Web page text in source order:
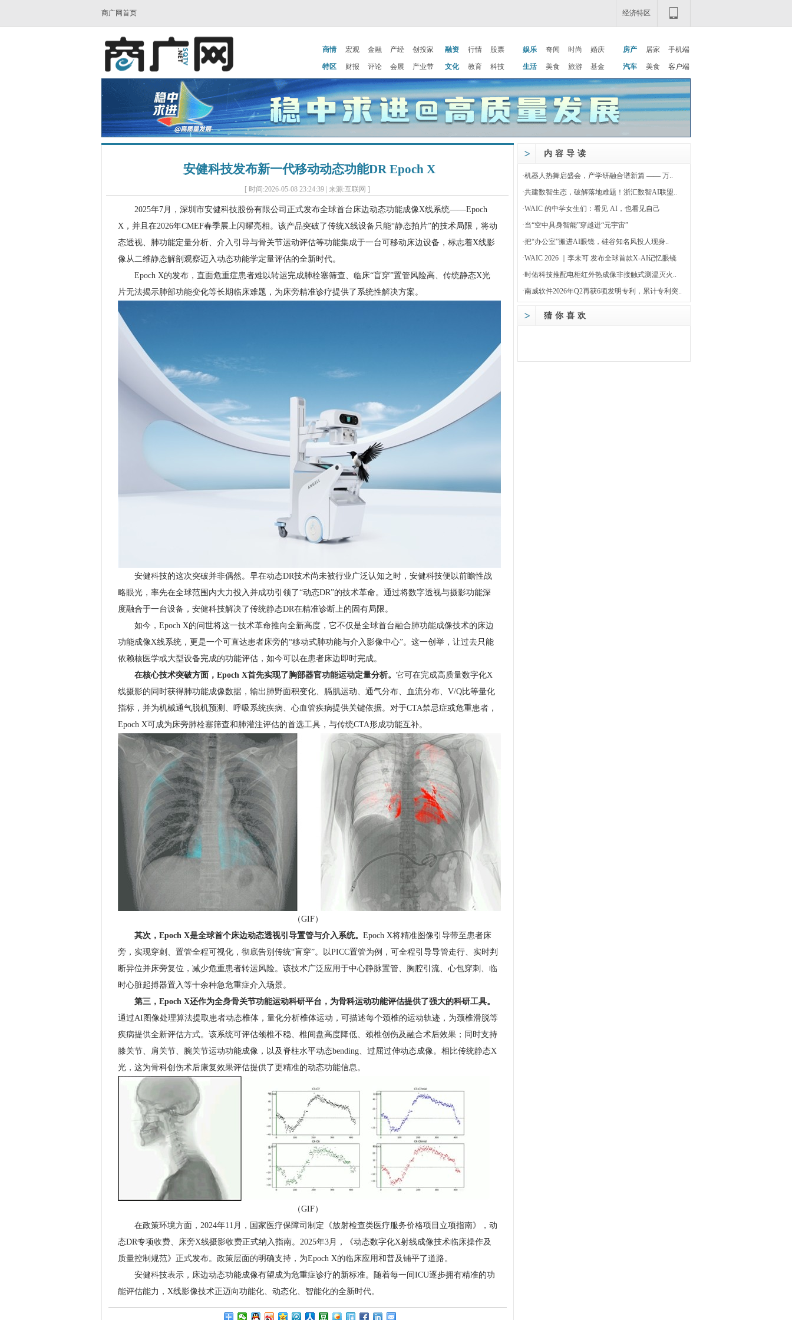
商广网首页 经济特区
商情 宏观 金融 产经 创投家 融资 行情 股票 娱乐 奇闻 时尚 婚庆 房产 居家 手机端
特区 财报 评论 会展 产业带 文化 教育 科技 生活 美食 旅游 基金 汽车 美食 客户端
安健科技发布新一代移动动态功能DR Epoch X
[ 时间:2026-05-08 23:24:39 | 来源:互联网 ]
2025年7月，深圳市安健科技股份有限公司正式发布全球首台床边动态功能成像X线系统——Epoch
X，并且在2026年CMEF春季展上闪耀亮相。该产品突破了传统X线设备只能“静态拍片”的技术局限，将动
态透视、肺功能定量分析、介入引导与骨关节运动评估等功能集成于一台可移动床边设备，标志着X线影
像从二维静态解剖观察迈入动态功能学定量评估的全新时代。
Epoch X的发布，直面危重症患者难以转运完成肺栓塞筛查、临床“盲穿”置管风险高、传统静态X光
片无法揭示肺部功能变化等长期临床难题，为床旁精准诊疗提供了系统性解决方案。
安健科技的这次突破并非偶然。早在动态DR技术尚未被行业广泛认知之时，安健科技便以前瞻性战
略眼光，率先在全球范围内大力投入并成功引领了“动态DR”的技术革命。通过将数字透视与摄影功能深
度融合于一台设备，安健科技解决了传统静态DR在精准诊断上的固有局限。
如今，Epoch X的问世将这一技术革命推向全新高度，它不仅是全球首台融合肺功能成像技术的床边
功能成像X线系统，更是一个可直达患者床旁的“移动式肺功能与介入影像中心”。这一创举，让过去只能
依赖核医学或大型设备完成的功能评估，如今可以在患者床边即时完成。
在核心技术突破方面， Epoch X首先实现了胸部器官功能运动定量分析。 它可在完成高质量数字化X
线摄影的同时获得肺功能成像数据，输出肺野面积变化、膈肌运动、通气分布、血流分布、V/Q比等量化
指标，并为机械通气脱机预测、呼吸系统疾病、心血管疾病提供关键依据。对于CTA禁忌症或危重患者，
Epoch X可成为床旁肺栓塞筛查和肺灌注评估的首选工具，与传统CTA形成功能互补。
（GIF）
其次， Epoch X是全球首个床边动态透视引导置管与介入系统。 Epoch X将精准图像引导带至患者床
旁，实现穿刺、置管全程可视化，彻底告别传统“盲穿”。以PICC置管为例，可全程引导导管走行、实时判
断异位并床旁复位，减少危重患者转运风险。该技术广泛应用于中心静脉置管、胸腔引流、心包穿刺、临
时心脏起搏器置入等十余种急危重症介入场景。
第三， Epoch X还作为全身骨关节功能运动科研平台，为骨科运动功能评估提供了强大的科研工具。
通过AI图像处理算法提取患者动态椎体，量化分析椎体运动，可描述每个颈椎的运动轨迹，为颈椎滑脱等
疾病提供全新评估方式。该系统可评估颈椎不稳、椎间盘高度降低、颈椎创伤及融合术后效果；同时支持
膝关节、肩关节、腕关节运动功能成像，以及脊柱水平动态bending、过屈过伸动态成像。相比传统静态X
光，这为骨科创伤术后康复效果评估提供了更精准的动态功能信息。
（GIF）
在政策环境方面，2024年11月，国家医疗保障司制定《放射检查类医疗服务价格项目立项指南》，动
态DR专项收费、床旁X线摄影收费正式纳入指南。2025年3月，《动态数字化X射线成像技术临床操作及
质量控制规范》正式发布。政策层面的明确支持，为Epoch X的临床应用和普及铺平了道路。
安健科技表示，床边动态功能成像有望成为危重症诊疗的新标准。随着每一间ICU逐步拥有精准的功
能评估能力，X线影像技术正迈向功能化、动态化、智能化的全新时代。
内容导读
·机器人热舞启盛会，产学研融合谱新篇 —— 万..
·共建数智生态，破解落地难题！浙汇数智AI联盟..
·WAIC 的中学女生们：看见 AI，也看见自己
·当“空中具身智能”穿越进“元宇宙”
·把“办公室”搬进AI眼镜，硅谷知名风投人现身..
·WAIC 2026 ｜李未可 发布全球首款X-AI记忆眼镜
·时佑科技推配电柜红外热成像非接触式测温灭火..
·南威软件2026年Q2再获6项发明专利，累计专利突..
猜你喜欢